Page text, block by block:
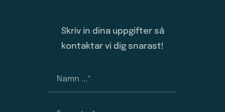
Skriv in dina uppgifter så
kontaktar vi dig snarast!